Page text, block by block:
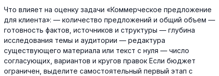
Что влияет на оценку задачи «Коммерческое предложение
для клиента»: — количество предложений и общий объем —
готовность фактов, источников и структуры — глубина
исследования темы и аудитории — редактура
существующего материала или текст с нуля — число
согласующих, вариантов и кругов правок Если бюджет
ограничен, выделите самостоятельный первый этап с